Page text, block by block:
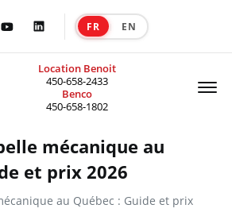
YoutubeLinkedIn FR EN
Location Benoit
450-658-2433
Benco
450-658-1802
mécanique au
et prix 2026
au Québec : Guide et prix